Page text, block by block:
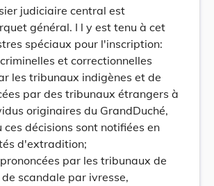
judiciaire central est
général. I l y est tenu à cet
spéciaux pour l'inscription:
et correctionnelles
les tribunaux indigènes et de
par des tribunaux étrangers à
originaires du GrandDuché,
ces décisions sont notifiées en
d'extradition;
par les tribunaux de
scandale par ivresse,